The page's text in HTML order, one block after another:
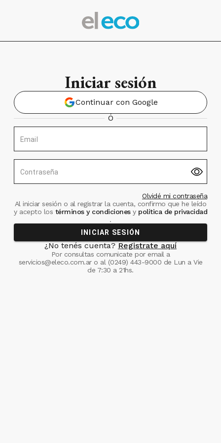
Iniciar sesión
Continuar con Google
Ó
Email
Contraseña
Olvidé mi contraseña
Al iniciar sesión o al registrar la cuenta, confirmo que he leído
y acepto los términos y condiciones ypolítica de privacidad
.
INICIAR SESIÓN
¿No tenés cuenta? Registrate aquí
Por consultas comunicate por email a
servicios@eleco.com.aro al (0249) 443-9000 de Lun a Vie
de 7:30 a 21hs.